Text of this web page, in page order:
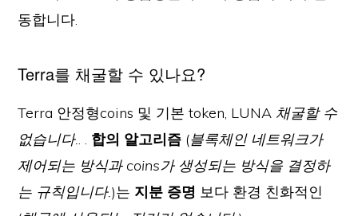
동합니다.
Terra를 채굴할 수 있나요?
Terra 안정형coins 및 기본 token, LUNA 채굴할 수
없습니다.. . 합의 알고리즘 (블록체인 네트워크가
제어되는 방식과 coins가 생성되는 방식을 결정하
는 규칙입니다.)는 지분 증명 보다 환경 친화적인